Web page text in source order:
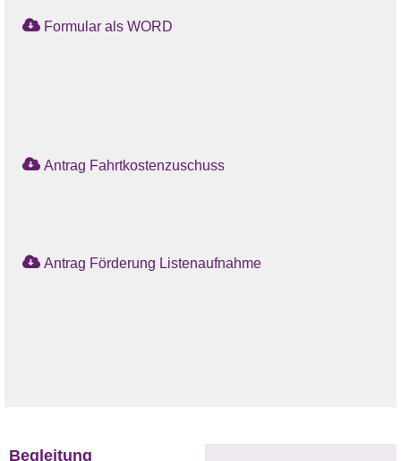
Formular als WORD
Antrag Fahrtkostenzuschuss
Antrag Förderung Listenaufnahme
Begleitung